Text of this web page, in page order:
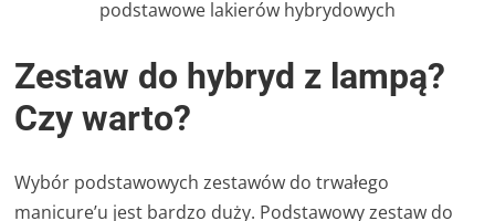
podstawowe lakierów hybrydowych
Zestaw do hybryd z lampą?
Czy warto?
Wybór podstawowych zestawów do trwałego
manicure’u jest bardzo duży. Podstawowy zestaw do